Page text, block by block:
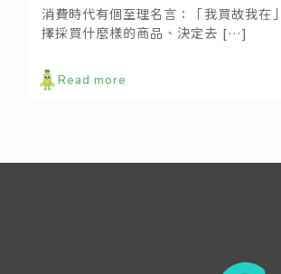
消費時代有個至理名言：「我買故我在
擇採買什麼樣的商品、決定去 […]
Read more